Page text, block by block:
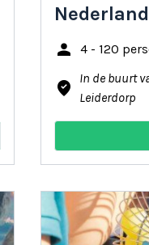
Nederland
person
4 - 120
where_to_vote
In de buurt
Leiderdorp